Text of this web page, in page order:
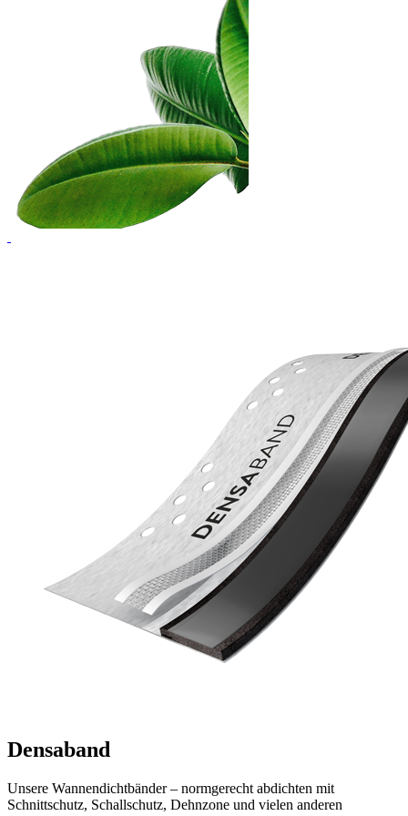
Densaband
Unsere Wannendichtbänder – normgerecht abdichten mit
Schnittschutz, Schallschutz, Dehnzone und vielen anderen